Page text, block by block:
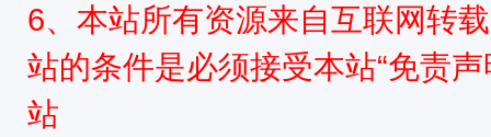
6、本站所有资源来自互联网转
站的条件是必须接受本站“免责
站